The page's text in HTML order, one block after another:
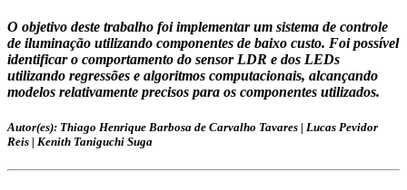
O objetivo deste trabalho foi implementar um sistema de controle
de iluminação utilizando componentes de baixo custo. Foi possível
identificar o comportamento do sensor LDR e dos LEDs
utilizando regressões e algoritmos computacionais, alcançando
modelos relativamente precisos para os componentes utilizados.
Autor(es): Thiago Henrique Barbosa de Carvalho Tavares | Lucas Pevidor
Reis | Kenith Taniguchi Suga